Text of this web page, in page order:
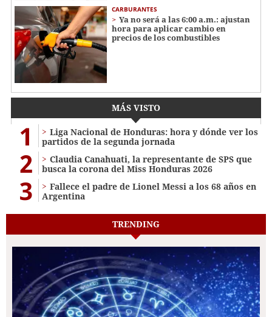
CARBURANTES
Ya no será a las 6:00 a.m.: ajustan
hora para aplicar cambio en
precios de los combustibles
MÁS VISTO
1
Liga Nacional de Honduras: hora y dónde ver los
partidos de la segunda jornada
2
Claudia Canahuati, la representante de SPS que
busca la corona del Miss Honduras 2026
3
Fallece el padre de Lionel Messi a los 68 años en
Argentina
TRENDING